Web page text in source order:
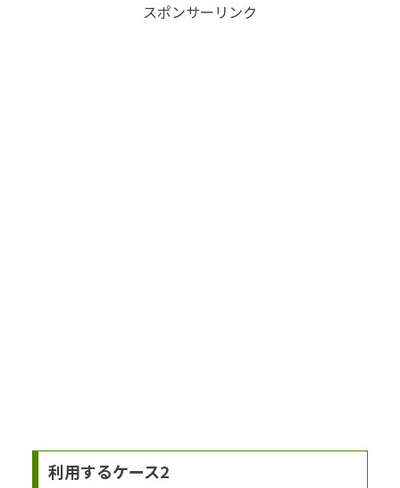
スポンサーリンク
利用するケース2